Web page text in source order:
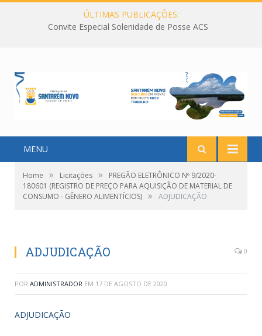
ÚLTIMAS PUBLICAÇÕES:
Convite Especial Solenidade de Posse ACS
MENU
Home » Licitações »
PREGÃO ELETRÔNICO Nº 9/2020-
180601 (REGISTRO DE PREÇO PARA AQUISIÇÃO DE MATERIAL DE
CONSUMO - GÊNERO ALIMENTÍCIOS) » ADJUDICAÇÃO
ADJUDICAÇÃO 0
POR ADMINISTRADOR EM 17 DE AGOSTO DE 2020
ADJUDICAÇÃO